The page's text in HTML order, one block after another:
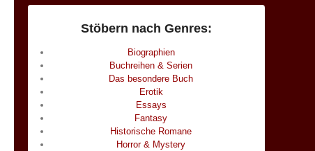
Stöbern nach Genres:
Biographien
Buchreihen & Serien
Das besondere Buch
Erotik
Essays
Fantasy
Historische Romane
Horror & Mystery